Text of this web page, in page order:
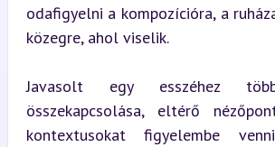
odafigyelni a kompozícióra, a
közegre, ahol viselik.
Javasolt egy esszéhez
összekapcsolása, eltérő
kontextusokat figyelembe